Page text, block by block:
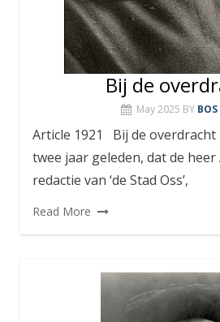
Bij de
May 2025 BY
Article 1921 Bij de
twee jaar geleden, dat de
redactie van ‘de Stad Oss’,
Read More